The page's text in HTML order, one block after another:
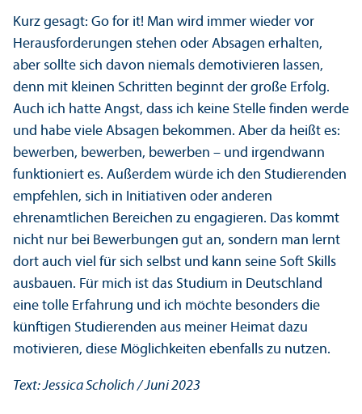
Kurz gesagt: Go for it! Man wird immer wieder vor
Herausforderungen stehen oder Absagen erhalten,
aber sollte sich davon niemals demotivieren lassen,
denn mit kleinen Schritten beginnt der große Erfolg.
Auch ich hatte Angst, dass ich keine Stelle finden werde
und habe viele Absagen bekommen. Aber da heißt es:
bewerben, bewerben, bewerben – und irgendwann
funktioniert es. Außerdem würde ich den Studierenden
empfehlen, sich in Initiativen oder anderen
ehrenamtlichen Bereichen zu engagieren. Das kommt
nicht nur bei Bewerbungen gut an, sondern man lernt
dort auch viel für sich selbst und kann seine Soft Skills
ausbauen. Für mich ist das Studium in Deutschland
eine tolle Erfahrung und ich möchte besonders die
künftigen Studierenden aus meiner Heimat dazu
motivieren, diese Möglichkeiten ebenfalls zu nutzen.
Text: Jessica Scholich / Juni 2023